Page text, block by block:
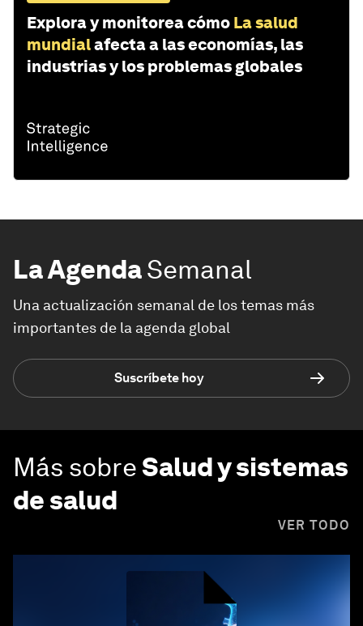
Explora y monitorea cómo La salud
mundialafecta a las economías, las
industrias y los problemas globales
La AgendaSemanal
Una actualización semanal de los temas más
importantes de la agenda global
Suscríbete hoy
Más sobreSalud y sistemas
de salud
VER TODO